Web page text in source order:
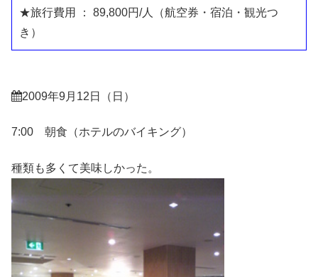
★旅行費用 ： 89,800円/人（航空券・宿泊・観光つ
き）
2009年9月12日（日）
7:00 朝食（ホテルのバイキング）
種類も多くて美味しかった。